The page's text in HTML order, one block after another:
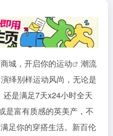
城，开启你的运动
潮流
绎别样运动风尚，无论是
是满足7天x24小时全天
是富有质感的英美产，不
足你的穿搭生活。新百伦